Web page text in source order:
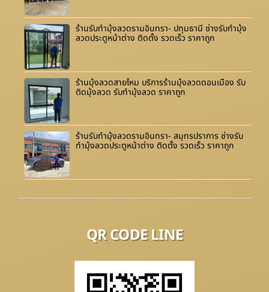
ร้านรับทำมุ้งลวดรามอินทรา- ปทุมธานี ช่างรับทำมุ้ง
ลวดประตูหน้าต่าง ติดตั้ง รวดเร็ว ราคาถูก
ร้านมุ้งลวดสายไหม บริการร้านมุ้งลวดดอนเมือง รับ
ติดมุ้งลวด รับทำมุ้งลวด ราคาถูก
ร้านรับทำมุ้งลวดรามอินทรา- สมุทรปราการ ช่างรับ
ทำมุ้งลวดประตูหน้าต่าง ติดตั้ง รวดเร็ว ราคาถูก
QR CODE LINE